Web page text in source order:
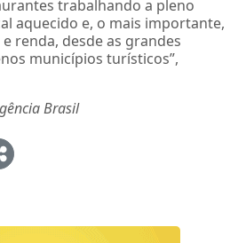
trabalhando a pleno
aquecido e, o mais importante,
renda, desde as grandes
municípios turísticos”,
Brasil